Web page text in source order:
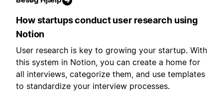
How startups conduct user research using
Notion
User research is key to growing your startup. With
this system in Notion, you can create a home for
all interviews, categorize them, and use templates
to standardize your interview processes.